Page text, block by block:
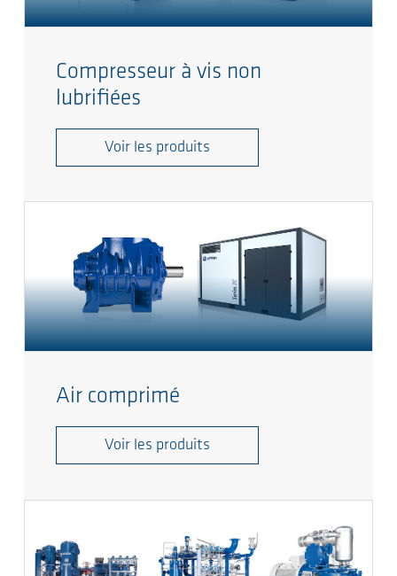
Compresseur à vis non
lubrifiées
Voir les produits
Air comprimé
Voir les produits